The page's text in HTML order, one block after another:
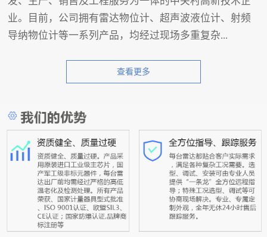
业。目前，公司拥有雷达物位计、超声波液位计、射频
导纳物位计等一系列产品，均经过现场多重复杂...
查看更多